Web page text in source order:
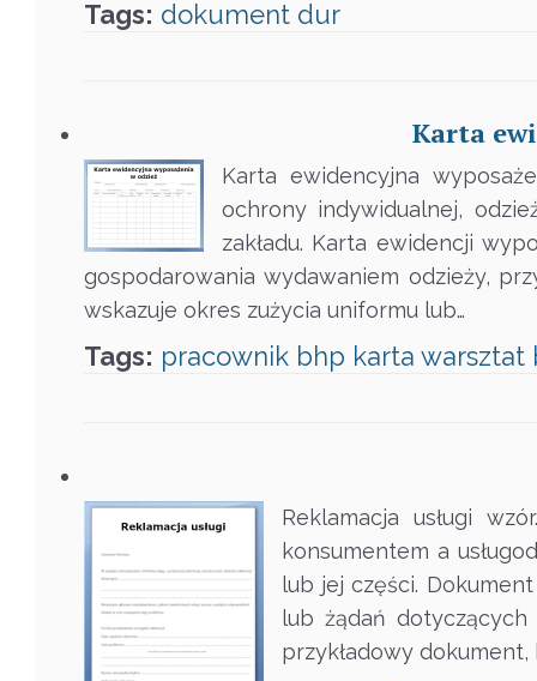
Tags: dokument dur
Karta
Karta ewidencyjna
ochrony indywidualnej,
zakładu. Karta ewidencji
gospodarowania wydawaniem odzieży,
wskazuje okres zużycia uniformu lub…
Tags: pracownik bhp karta warsztat
Reklamacja usługi
konsumentem a
lub jej części.
lub żądań dotyczących
przykładowy